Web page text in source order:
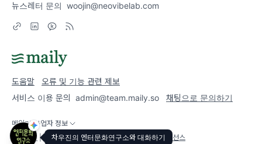
차우진의 엔터문화연구소와 대화하기
뉴스레터 문의 woojin@neovibelab.com
도움말
오류 및 기능 관련 제보
서비스 이용 문의 admin@team.maily.so 채팅으로 문의하기
메일리 사업자 정보
이용약관 | 개인정보처리방침|정기결제 이용약관|라이선스